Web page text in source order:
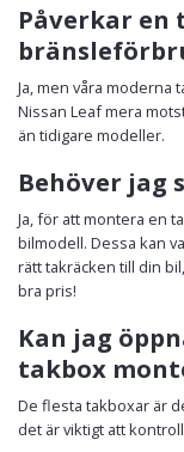
Påverkar en
Ja, men våra
Nissan Leaf mera
än tidigare modeller.
Behöver jag
Ja, för att montera en
bilmodell. Dessa kan
rätt takräcken till din
bra pris!
Kan jag
takbox
De flesta takboxar är
det är viktigt att